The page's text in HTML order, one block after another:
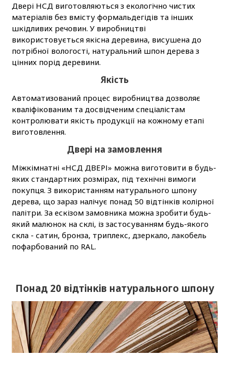
Двері НСД виготовляються з екологічно чистих
матеріалів без вмісту формальдегідів та інших
шкідливих речовин. У виробництві
використовується якісна деревина, висушена до
потрібної вологості, натуральний шпон дерева з
цінних порід деревини.
Якість
Автоматизований процес виробництва дозволяє
кваліфікованим та досвідченим спеціалістам
контролювати якість продукції на кожному етапі
виготовлення.
Двері на замовлення
Міжкімнатні «НСД ДВЕРІ» можна виготовити в будь-
яких стандартних розмірах, під технічні вимоги
покупця. З використанням натурального шпону
дерева, що зараз налічує понад 50 відтінків колірної
палітри. За ескізом замовника можна зробити будь-
який малюнок на склі, із застосуванням будь-якого
скла - сатин, бронза, триплекс, дзеркало, лакобель
пофарбований по RAL.
Понад 20 відтінків натурального шпону